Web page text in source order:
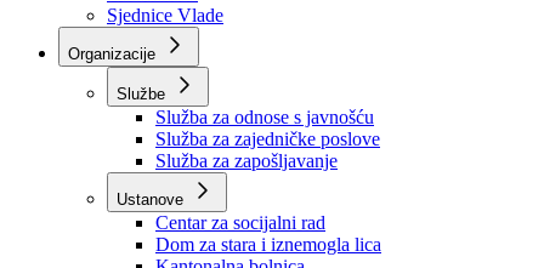
Ministarstvo za finansije
Ured Vlade i Premijera
Nadležnosti
Sjednice Vlade
Organizacije
Službe
Služba za odnose s javnošću
Služba za zajedničke poslove
Služba za zapošljavanje